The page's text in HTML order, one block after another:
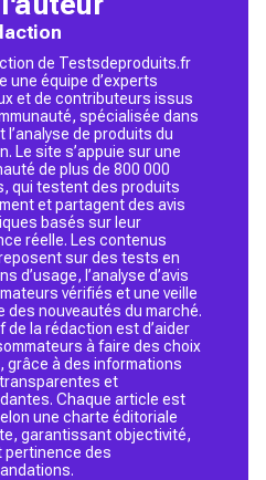
de Testsdeproduits.fr
une équipe d’experts
et de contributeurs issus
spécialisée dans
l’analyse de produits du
Le site s’appuie sur une
de plus de 800 000
qui testent des produits
et partagent des avis
basés sur leur
réelle. Les contenus
sur des tests en
d’usage, l’analyse d’avis
vérifiés et une veille
des nouveautés du marché.
de la rédaction est d’aider
à faire des choix
grâce à des informations
et
Chaque article est
une charte éditoriale
garantissant objectivité,
pertinence des